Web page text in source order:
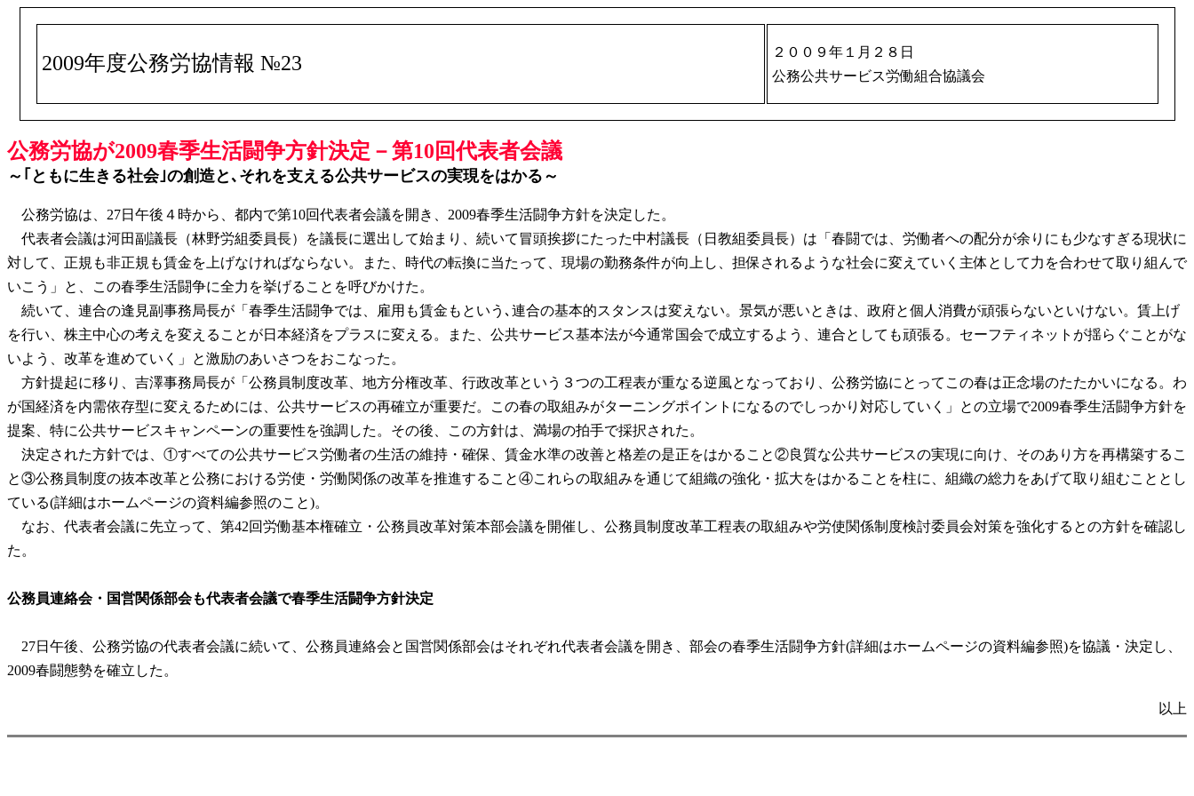
2009年度公務労協情報 №23
２００９年１月２８日
公務公共サービス労働組合協議会
公務労協が2009春季生活闘争方針決定－第10回代表者会議
～｢ともに生きる社会｣の創造と､それを支える公共サービスの実現をはかる～
公務労協は、27日午後４時から、都内で第10回代表者会議を開き、2009春季生活闘争方針を決定した。
代表者会議は河田副議長（林野労組委員長）を議長に選出して始まり、続いて冒頭挨拶にたった中村議長（日教組委員長）は「春闘では、労働者への配分が余りにも少なすぎる現状に
対して、正規も非正規も賃金を上げなければならない。また、時代の転換に当たって、現場の勤務条件が向上し、担保されるような社会に変えていく主体として力を合わせて取り組んで
いこう」と、この春季生活闘争に全力を挙げることを呼びかけた。
続いて、連合の逢見副事務局長が「春季生活闘争では、雇用も賃金もという､連合の基本的スタンスは変えない。景気が悪いときは、政府と個人消費が頑張らないといけない。賃上げ
を行い、株主中心の考えを変えることが日本経済をプラスに変える。また、公共サービス基本法が今通常国会で成立するよう、連合としても頑張る。セーフティネットが揺らぐことがな
いよう、改革を進めていく」と激励のあいさつをおこなった。
方針提起に移り、吉澤事務局長が「公務員制度改革、地方分権改革、行政改革という３つの工程表が重なる逆風となっており、公務労協にとってこの春は正念場のたたかいになる。わ
が国経済を内需依存型に変えるためには、公共サービスの再確立が重要だ。この春の取組みがターニングポイントになるのでしっかり対応していく」との立場で2009春季生活闘争方針を
提案、特に公共サービスキャンペーンの重要性を強調した。その後、この方針は、満場の拍手で採択された。
決定された方針では、①すべての公共サービス労働者の生活の維持・確保、賃金水準の改善と格差の是正をはかること②良質な公共サービスの実現に向け、そのあり方を再構築するこ
と③公務員制度の抜本改革と公務における労使・労働関係の改革を推進すること④これらの取組みを通じて組織の強化・拡大をはかることを柱に、組織の総力をあげて取り組むこととし
ている(詳細はホームページの資料編参照のこと)。
なお、代表者会議に先立って、第42回労働基本権確立・公務員改革対策本部会議を開催し、公務員制度改革工程表の取組みや労使関係制度検討委員会対策を強化するとの方針を確認し
た。
公務員連絡会・国営関係部会も代表者会議で春季生活闘争方針決定
27日午後、公務労協の代表者会議に続いて、公務員連絡会と国営関係部会はそれぞれ代表者会議を開き、部会の春季生活闘争方針(詳細はホームページの資料編参照)を協議・決定し、
2009春闘態勢を確立した。
以上